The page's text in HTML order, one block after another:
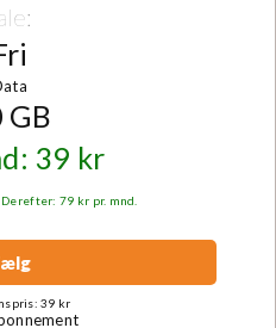
GB
39 kr
79 kr pr. mnd.
39 kr